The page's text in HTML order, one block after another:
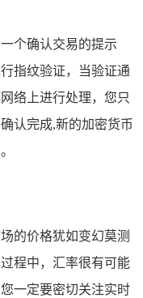
个确认交易的提示
指纹验证，当验证通
络上进行处理，您只
认完成,新的加密货币
的价格犹如变幻莫测
程中，汇率很有可能
一定要密切关注实时